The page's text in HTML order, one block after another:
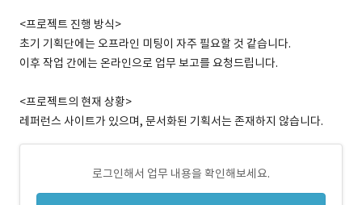
<프로젝트 진행 방식>
초기 기획단에는 오프라인 미팅이 자주 필요할 것 같습니다.
이후 작업 간에는 온라인으로 업무 보고를 요청드립니다.
<프로젝트의 현재 상황>
레퍼런스 사이트가 있으며, 문서화된 기획서는 존재하지 않습니다.
로그인해서 업무 내용을 확인해보세요.